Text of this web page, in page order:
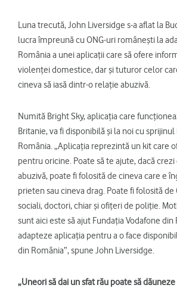
Luna trecută, John Liversidge s-a aflat la
lucra împreună cu ONG-uri românești la
România a unei aplicații care să ofere
violenței domestice, dar și tuturor celor
cineva să iasă dintr-o relație abuzivă.
Numită Bright Sky, aplicația care
Britanie, va fi disponibilă și la noi cu
România. „Aplicația reprezintă un kit care
pentru oricine. Poate să te ajute, dacă
abuzivă, poate fi folosită de cineva care e
prieten sau cineva drag. Poate fi folosită de
sociali, doctori, chiar și ofițeri de poliție.
sunt aici este să ajut Fundația Vodafone din
adapteze aplicația pentru a o face
din România”, spune John Liversidge.
„Uneori să dai un sfat rău poate să